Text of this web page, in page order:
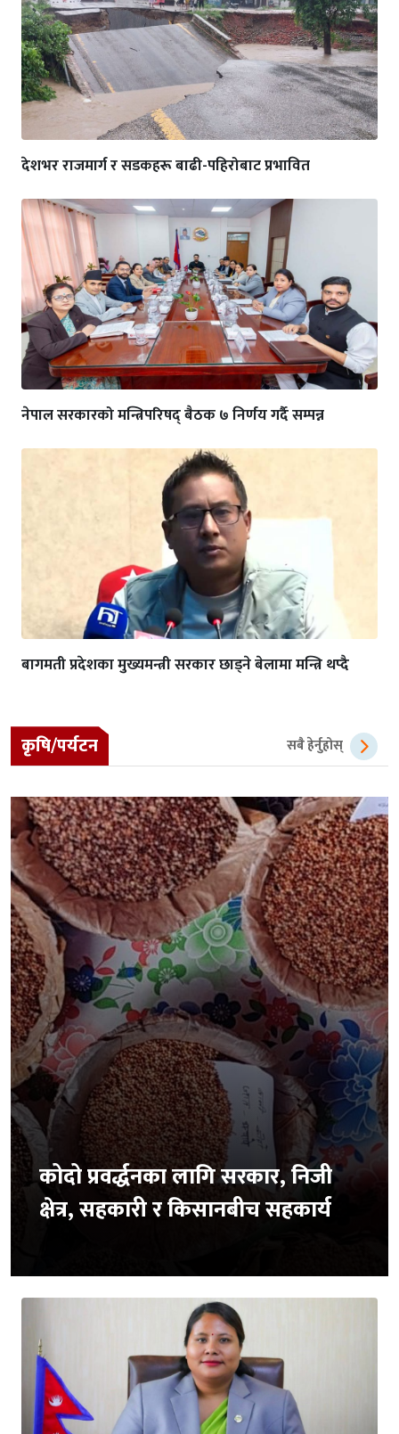
देशभर राजमार्ग र सडकहरू बाढी-पहिरोबाट प्रभावित
नेपाल सरकारको मन्त्रिपरिषद् बैठक ७ निर्णय गर्दै सम्पन्न
बागमती प्रदेशका मुख्यमन्त्री सरकार छाड्ने बेलामा मन्त्रि थप्दै
कृषि/पर्यटन सबै हेर्नुहोस्
कोदो प्रवर्द्धनका लागि सरकार, निजी
क्षेत्र, सहकारी र किसानबीच सहकार्य